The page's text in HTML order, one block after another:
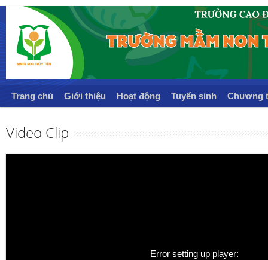
Trang chủ Giới thiệu Hoạt động Tuyển sinh Chương
Video Clip
Error setting up player: